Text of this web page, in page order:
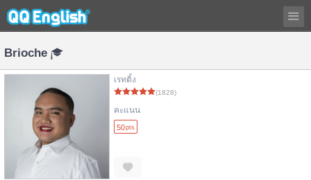
Brioche
เรทติ้ง
(1828)
คะแนน
50pts